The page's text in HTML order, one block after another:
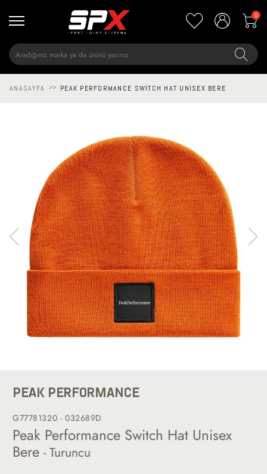
0
ANASAYFA >> PEAK PERFORMANCE SWITCH HAT UNISEX BERE
PEAK PERFORMANCE
G77781320 - 032689D
Peak Performance Switch Hat Unisex
Bere - Turuncu